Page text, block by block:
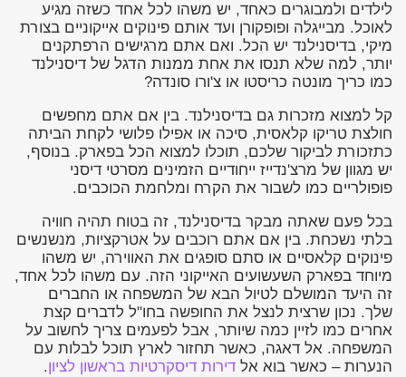
לילדים ולמבוגרים כאחד, יש משהו לכל אחד כשזה מגיע
לאוכל. מבייגלה ופופקורן ועד אותם פינוקים אייקוניים בצורת
מיקי, בדיסנילנד יש הכל. ואם אתם מרגישים הרפתקנים
יותר, למה שלא תנסו את אחת ממנות הדגל של דיסנילנד
כמו כריך מונטה כריסטו או צ'ורו סונדה?
קל למצוא מזכרות גם בדיסנילנד. בין אם אתם מחפשים
חולצת טריקו קלאסית, סיכה או אפילו פלושי לקחת הביתה
כתזכורת לביקור שלכם, תוכלו למצוא הכל בפארק. בנוסף,
יש מגוון של מרצ'נדייז ייחודיים הזמינים מסרטי דיסני
פופולריים כמו לשבור את הקרח ומלחמת הכוכבים.
בכל פעם שאתה מבקר בדיסנילנד, זה בטוח תהיה חוויה
בלתי נשכחת. בין אם אתם רוכבים על אטרקציות, מנשנשים
פינוקים קלאסיים או סתם סופגים את האווירה, יש משהו
מיוחד בפארק השעשועים האייקוני הזה. עם משהו לכל אחד,
זה היעד המושלם לטיול הבא של המשפחה או החברים
שלך. נכון שרצית לנצל את החופשה בחו"ל לדברים קצת
אחרים כמו לזיין כמה שיותר, אבל לפעמים צריך לחשוב על
המשפחה. אל דאגה, כאשר תחזור לארץ תוכל לבלות עם
הנערות – כאשר בוא אל דירות דיסקרטיות בראשון לציון.